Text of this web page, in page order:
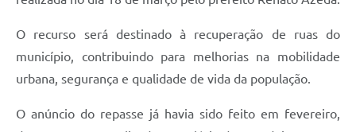
O recurso será destinado à recuperação de ruas do
município, contribuindo para melhorias na mobilidade
urbana, segurança e qualidade de vida da população.
O anúncio do repasse já havia sido feito em fevereiro,